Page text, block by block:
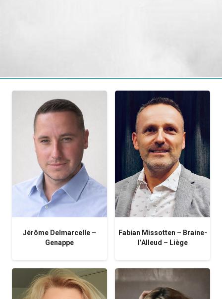
Jérôme Delmarcelle –
Genappe
Fabian Missotten – Braine-
l’Alleud – Liège